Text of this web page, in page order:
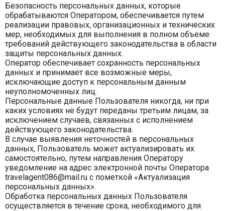
Безопасность персональных данных, которые
обрабатываются Оператором, обеспечивается путем
реализации правовых, организационных и технических
мер, необходимых для выполнения в полном объеме
требований действующего законодательства в области
защиты персональных данных.
Оператор обеспечивает сохранность персональных
данных и принимает все возможные меры,
исключающие доступ к персональным данным
неуполномоченных лиц.
Персональные данные Пользователя никогда, ни при
каких условиях не будут переданы третьим лицам, за
исключением случаев, связанных с исполнением
действующего законодательства.
В случае выявления неточностей в персональных
данных, Пользователь может актуализировать их
самостоятельно, путем направления Оператору
уведомление на адрес электронной почты Оператора
travelagent086@mail.ru с пометкой «Актуализация
персональных данных».
Обработка персональных данных Пользователя
осуществляется в течение срока, необходимого для